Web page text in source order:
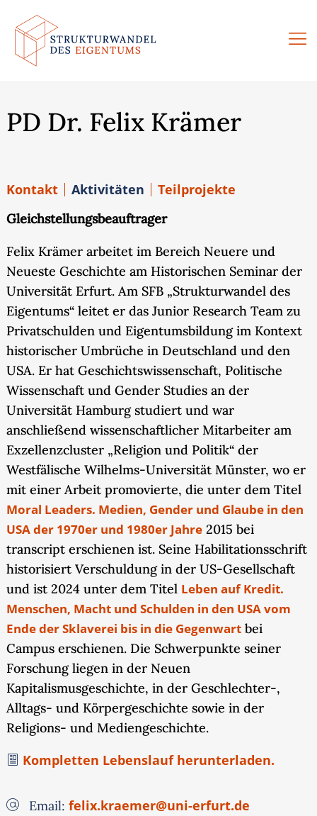
Zum
Inhalt
springen
PD Dr. Felix Krämer
Kontakt Aktivitäten Teilprojekte
Gleichstellungsbeauftrager
Felix Krämer arbeitet im Bereich Neuere und
Neueste Geschichte am Historischen Seminar der
Universität Erfurt. Am SFB „Strukturwandel des
Eigentums“ leitet er das Junior Research Team zu
Privatschulden und Eigentumsbildung im Kontext
historischer Umbrüche in Deutschland und den
USA. Er hat Geschichtswissenschaft, Politische
Wissenschaft und Gender Studies an der
Universität Hamburg studiert und war
anschließend wissenschaftlicher Mitarbeiter am
Exzellenzcluster „Religion und Politik“ der
Westfälische Wilhelms-Universität Münster, wo er
mit einer Arbeit promovierte, die unter dem Titel
Moral Leaders. Medien, Gender und Glaube in den
USA der 1970er und 1980er Jahre 2015 bei
transcript erschienen ist. Seine Habilitationsschrift
historisiert Verschuldung in der US-Gesellschaft
und ist 2024 unter dem Titel Leben auf Kredit.
Menschen, Macht und Schulden in den USA vom
Ende der Sklaverei bis in die Gegenwart bei
Campus erschienen. Die Schwerpunkte seiner
Forschung liegen in der Neuen
Kapitalismusgeschichte, in der Geschlechter-,
Alltags- und Körpergeschichte sowie in der
Religions- und Mediengeschichte.
Kompletten Lebenslauf herunterladen.
Email: felix.kraemer@uni-erfurt.de